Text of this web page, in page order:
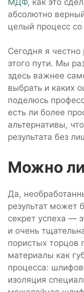
абсолютно
целый процесс
Сегодня я
этого пути. Мы
здесь важнее
выбрать и каких
поделюсь
есть ли более
альтернативы,
результата без
Можно
Да,
результат может
секрет успеха —
и очень
пористых торцов
материалы как
процесса:
изоляция